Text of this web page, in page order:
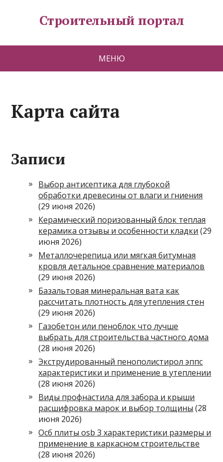
Строительный портал
МЕНЮ
Карта сайта
Записи
Выбор антисептика для глубокой
обработки древесины от влаги и гниения
(29 июня 2026)
Керамический поризованный блок теплая
керамика отзывы и особенности кладки (29
июня 2026)
Металлочерепица или мягкая битумная
кровля детальное сравнение материалов
(29 июня 2026)
Базальтовая минеральная вата как
рассчитать плотность для утепления стен
(29 июня 2026)
Газобетон или пеноблок что лучше
выбрать для строительства частного дома
(28 июня 2026)
Экструдированный пенополистирол эппс
характеристики и применение в утеплении
(28 июня 2026)
Виды профнастила для забора и крыши
расшифровка марок и выбор толщины (28
июня 2026)
Осб плиты osb 3 характеристики размеры и
применение в каркасном строительстве
(28 июня 2026)